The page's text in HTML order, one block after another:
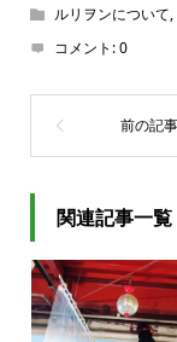
ルリヲンについて,
コメント:0
関連記事一覧